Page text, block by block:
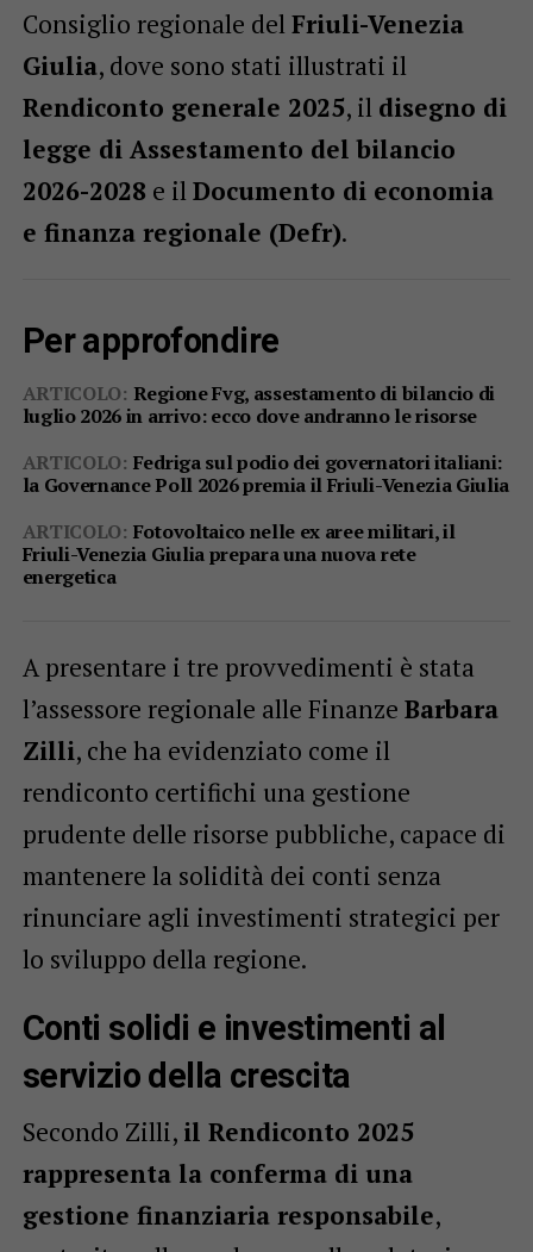
Consiglio regionale del Friuli-Venezia
Giulia, dove sono stati illustrati il
Rendiconto generale 2025, il disegno di
legge di Assestamento del bilancio
2026-2028 e il Documento di economia
e finanza regionale (Defr).
Per approfondire
ARTICOLO: Regione Fvg, assestamento di bilancio di
luglio 2026 in arrivo: ecco dove andranno le risorse
ARTICOLO: Fedriga sul podio dei governatori italiani:
la Governance Poll 2026 premia il Friuli-Venezia Giulia
ARTICOLO: Fotovoltaico nelle ex aree militari, il
Friuli-Venezia Giulia prepara una nuova rete
energetica
A presentare i tre provvedimenti è stata
l’assessore regionale alle Finanze Barbara
Zilli, che ha evidenziato come il
rendiconto certifichi una gestione
prudente delle risorse pubbliche, capace di
mantenere la solidità dei conti senza
rinunciare agli investimenti strategici per
lo sviluppo della regione.
Conti solidi e investimenti al
servizio della crescita
Secondo Zilli, il Rendiconto 2025
rappresenta la conferma di una
gestione finanziaria responsabile,